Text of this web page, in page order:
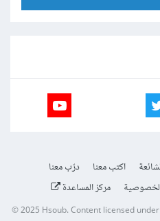
اكتب معنا
درّب معنا
مركز المساعدة
© 2025Hsoub.Content licensed